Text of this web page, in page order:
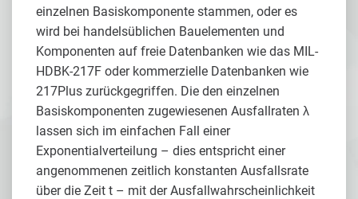
einzelnen Basiskomponente stammen, oder es
wird bei handelsüblichen Bauelementen und
Komponenten auf freie Datenbanken wie das MIL-
HDBK-217F oder kommerzielle Datenbanken wie
217Plus zurückgegriffen. Die den einzelnen
Basiskomponenten zugewiesenen Ausfallraten λ
lassen sich im einfachen Fall einer
Exponentialverteilung – dies entspricht einer
angenommenen zeitlich konstanten Ausfallsrate
über die Zeit t – mit der Ausfallwahrscheinlichkeit